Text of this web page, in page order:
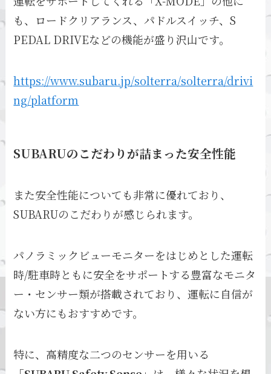
も、ロードクリアランス、パドルスイッチ、S
PEDAL DRIVEなどの機能が盛り沢山です。
https://www.subaru.jp/solterra/solterra/drivi
ng/platform
SUBARUのこだわりが詰まった安全性能
また安全性能についても非常に優れており、
SUBARUのこだわりが感じられます。
パノラミックビューモニターをはじめとした運転
時/駐車時ともに安全をサポートする豊富なモニタ
ー・センサー類が搭載されており、運転に自信が
ない方にもおすすめです。
特に、高精度な二つのセンサーを用いる